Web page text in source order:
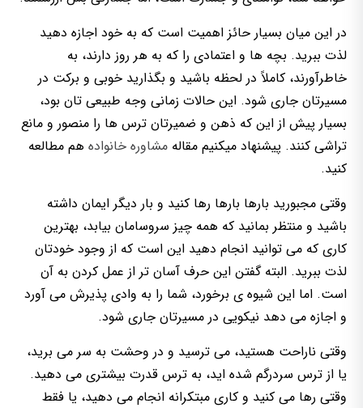
در این میان بسیار حائز اهمیت است که به خود اجازه دهید
لذت ببرید. بچه ها و اعتمادی را که به هر روز دارند، به
خاطرآورند، کاملاً در لحظه باشید و بگذارید خوبی و برکت در
مسیرتان جاری شود. این حالات زمانی وجه طبیعی تان بود،
بسیار پیش از این که ذهن و ضمیرتان ترس ها را منصور و مانع
تراشی کنند. پیشنهاد میکنیم مقاله مشاوره خانواده هم مطالعه
کنید.
وقتی مجبورید بارها بارها رها کنید و بار دیگر ایمان داشته
باشید و منتظر بمانید که همه چیز سروسامان بیابد، بهترین
کاری که می توانید انجام دهید این است که از وجود خودتان
لذت ببرید. البته گفتن این حرف آسان تر از عمل کردن به آن
است. اما این شیوه ی برخورد، شما را به وادی پذیرش می آورد
و اجازه می دهد نیکویی در مسیرتان جاری شود.
وقتی ناراحت هستید، می ترسید و در وحشت به سر می برید،
یا از ترس سردرگم شده اید، به ترس قدرت بیشتری می دهید.
وقتی رها می کنید و کاری مبتکرانه انجام می دهید، یا فقط